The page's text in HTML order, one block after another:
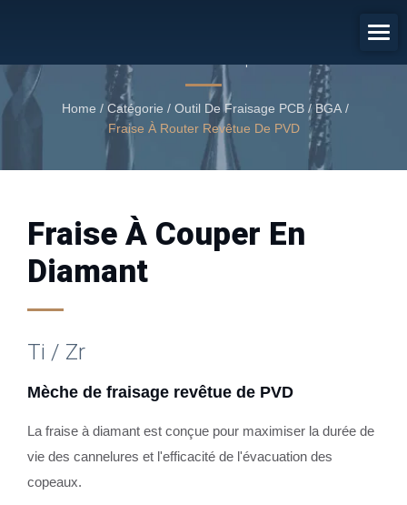
PVD
Home / Catégorie / Outil De Fraisage PCB / BGA /
Fraise À Router Revêtue De PVD
Fraise À Couper En
Diamant
Ti / Zr
Mèche de fraisage revêtue de PVD
La fraise à diamant est conçue pour maximiser la durée de
vie des cannelures et l'efficacité de l'évacuation des
copeaux.